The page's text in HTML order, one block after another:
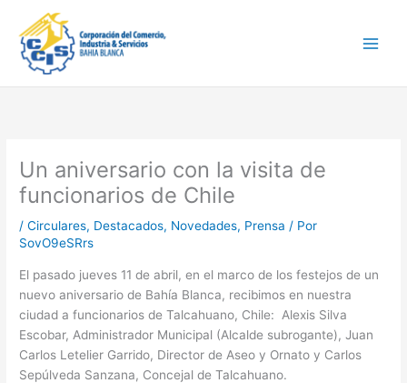
contenido
Un aniversario con la visita de
funcionarios de Chile
/Circulares, Destacados, Novedades, Prensa / Por
SovO9eSRrs
El pasado jueves 11 de abril, en el marco de los festejos de un
nuevo aniversario de Bahía Blanca, recibimos en nuestra
ciudad a funcionarios de Talcahuano, Chile: Alexis Silva
Escobar, Administrador Municipal (Alcalde subrogante), Juan
Carlos Letelier Garrido, Director de Aseo y Ornato y Carlos
Sepúlveda Sanzana, Concejal de Talcahuano.